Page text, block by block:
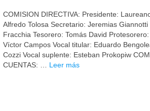
COMISION DIRECTIVA: Presidente:
Alfredo Tolosa Secretario: Jeremias
Fracchia Tesorero: Tomás David
Víctor Campos Vocal titular: Eduardo
Cozzi Vocal suplente: Esteban Prokopiw
CUENTAS: … Leer más